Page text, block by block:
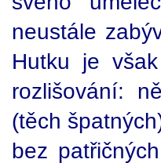
neustále
Hutku je
rozlišování:
(těch
bez